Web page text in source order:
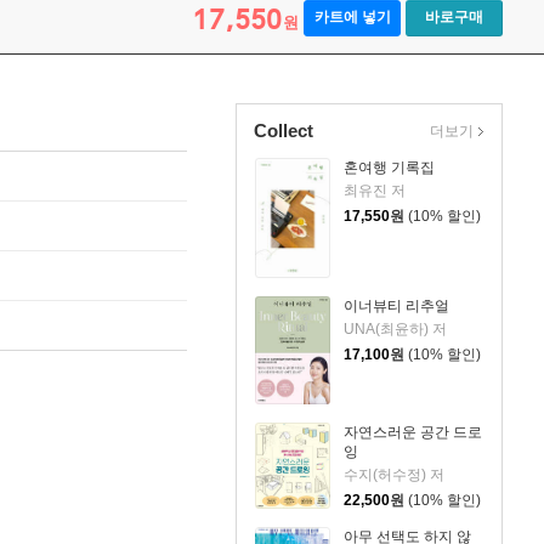
17,550원 카트에 넣기 바로구매
Collect
혼여행 기록집
최유진 저
17,550원 (10% 할인)
이너뷰티 리추얼
UNA(최윤하) 저
17,100원 (10% 할인)
자연스러운 공간 드로
잉
수지(허수정) 저
22,500원 (10% 할인)
아무 선택도 하지 않
더보기